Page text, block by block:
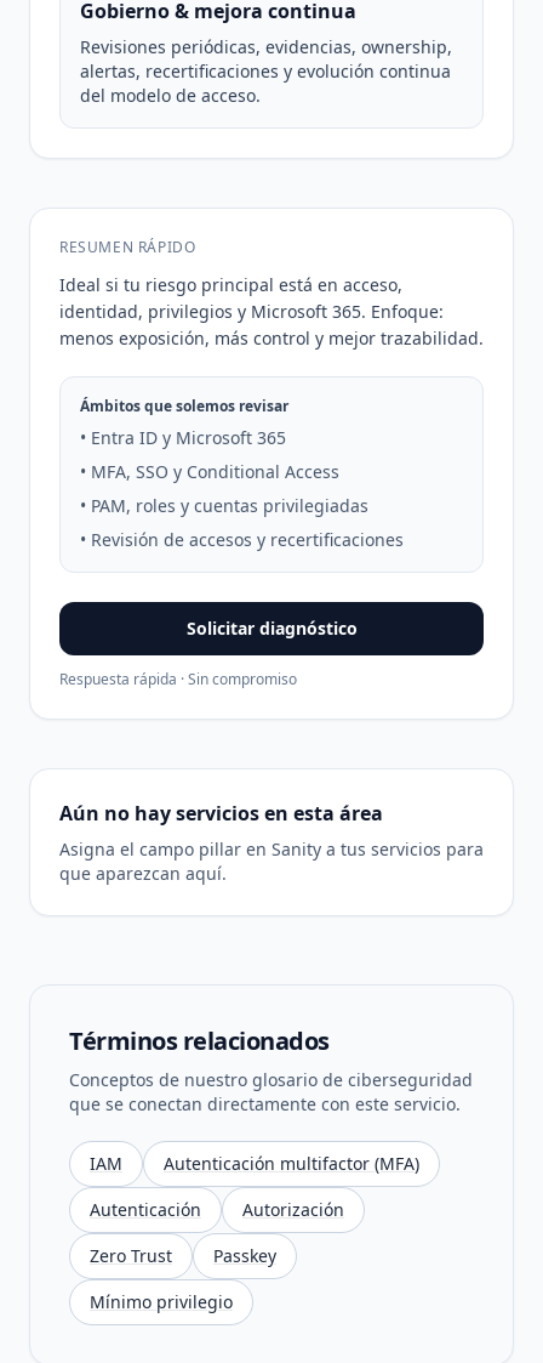
Gobierno & mejora continua
Revisiones periódicas, evidencias, ownership,
alertas, recertificaciones y evolución continua
del modelo de acceso.
RESUMEN RÁPIDO
Ideal si tu riesgo principal está en acceso,
identidad, privilegios y Microsoft 365. Enfoque:
menos exposición, más control y mejor trazabilidad.
Ámbitos que solemos revisar
• Entra ID y Microsoft 365
• MFA, SSO y Conditional Access
• PAM, roles y cuentas privilegiadas
• Revisión de accesos y recertificaciones
Solicitar diagnóstico
Respuesta rápida · Sin compromiso
Aún no hay servicios en esta área
Asigna el campo pillar en Sanity a tus servicios para
que aparezcan aquí.
Términos relacionados
Conceptos de nuestro glosario de ciberseguridad
que se conectan directamente con este servicio.
IAM
Autenticación multifactor (MFA)
Autenticación
Autorización
Zero Trust
Passkey
Mínimo privilegio